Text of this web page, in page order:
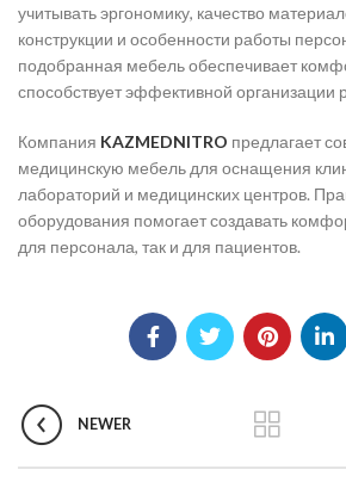
учитывать эргономику, качество
конструкции и особенности работы
подобранная мебель обеспечивает
способствует эффективной организации
Компания KAZMEDNITRO предлагает
медицинскую мебель для оснащения
лабораторий и медицинских центров.
оборудования помогает создавать
для персонала, так и для пациентов.
NEWER